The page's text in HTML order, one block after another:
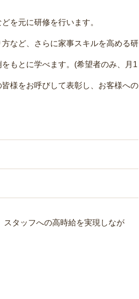
を元に研修を行います。
など、さらに家事スキルを高める研
もとに学べます。(希望者のみ、月1
様をお呼びして表彰し、お客様への
タッフへの高時給を実現しなが